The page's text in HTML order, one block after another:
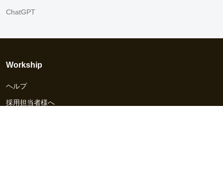
ChatGPT
Workship
ヘルプ
採用担当者様へ